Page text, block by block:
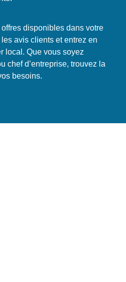
disponibles dans votre
avis clients et entrez en
local. Que vous soyez
chef d’entreprise, trouvez la
besoins.